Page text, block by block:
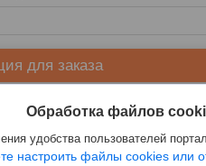
для заказа
Обработка файлов
удобства пользователей
настроить файлы cookies или